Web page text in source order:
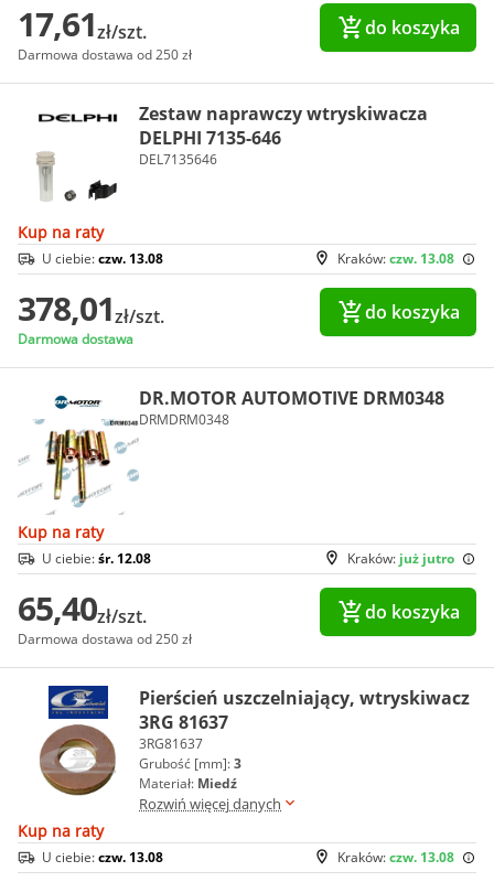
17,61zł/szt.
Darmowa dostawa od 250 zł
do koszyka
Zestaw naprawczy wtryskiwacza
DELPHI 7135-646
DEL7135646
Kup na raty
Kraków:czw. 13.08
U ciebie:czw. 13.08
378,01zł/szt.
Darmowa dostawa
do koszyka
DR.MOTOR AUTOMOTIVE DRM0348
DRMDRM0348
Kup na raty
Kraków: już jutro
U ciebie:śr. 12.08
65,40zł/szt.
Darmowa dostawa od 250 zł
do koszyka
Pierścień uszczelniający, wtryskiwacz
3RG 81637
3RG81637
Grubość [mm]:3
Materiał: Miedź
Rozwiń więcej danych
Kup na raty
Kraków:czw. 13.08
U ciebie:czw. 13.08